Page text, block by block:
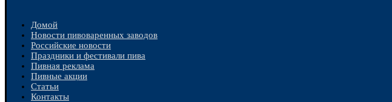
Домой
Новости пивоваренных заводов
Российские новости
Праздники и фестивали пива
Пивная реклама
Пивные акции
Статьи
Контакты